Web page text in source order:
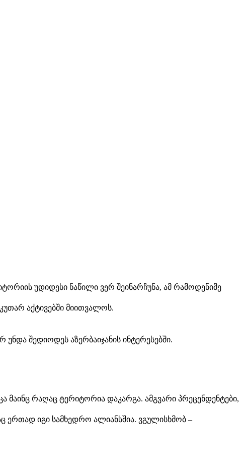
უდიდესი ნაწილი ვერ შეინარჩუნა, ამ რამოდენიმე
აქტივებში მიითვალოს.
შედიოდეს აზერბაიჯანის ინტერესებში.
რაღაც ტერიტორია დაკარგა. ამგვარი პრეცენდენტები,
ერთად იგი სამხედრო ალიანსშია. ვგულისხმობ –